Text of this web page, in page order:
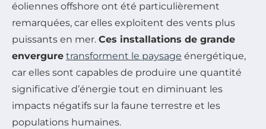
éoliennes offshore ont été particulièrement
remarquées, car elles exploitent des vents plus
puissants en mer. Ces installations de grande
envergure transforment le paysage énergétique,
car elles sont capables de produire une quantité
significative d’énergie tout en diminuant les
impacts négatifs sur la faune terrestre et les
populations humaines.